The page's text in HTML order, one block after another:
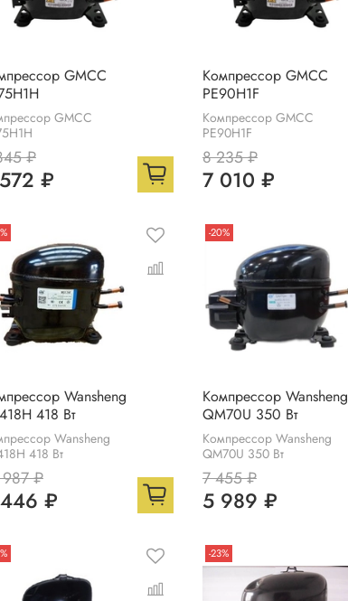
GMCC
GMCC
₽
₽
Компрессор GMCC
PE90H1F
Компрессор GMCC
PE90H1F
8 235 ₽
7 010 ₽
Wansheng
418 Вт
Wansheng
418 Вт
₽
₽
-20%
Компрессор Wansheng
QM70U 350 Вт
Компрессор Wansheng
QM70U 350 Вт
7 455 ₽
5 989 ₽
-23%